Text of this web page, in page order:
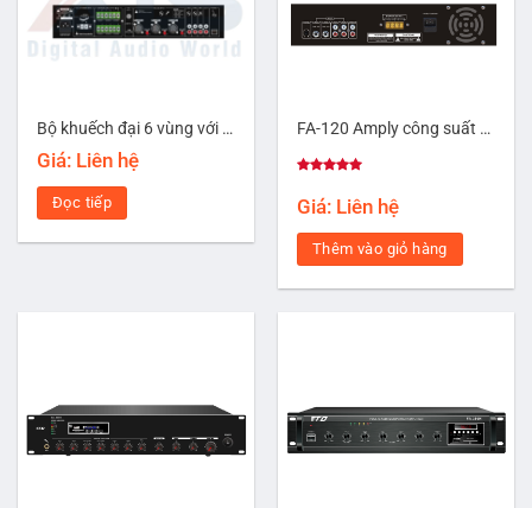
Bộ khuếch đại 6 vùng với USB/SD & FM & Bluetooth FA-240R
Giá: Liên hệ
Đọc tiếp
FA-120 Amply công suất 120W
hạng
5.00
5 sao
Giá: Liên hệ
Thêm vào giỏ hàng